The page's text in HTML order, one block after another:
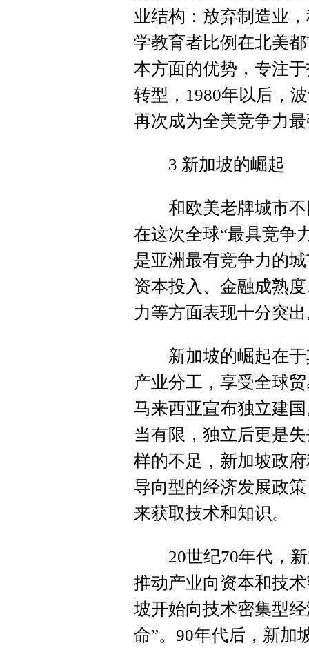
业结构：放弃制造业
学教育者比例在北美
本方面的优势，专注
转型，1980年以后，
再次成为全美竞争力
3 新加坡的崛起
和欧美老牌城市不
在这次全球“最具竞争
是亚洲最有竞争力的
资本投入、金融成熟
力等方面表现十分突
新加坡的崛起在于
产业分工，享受全球
马来西亚宣布独立建
当有限，独立后更是
样的不足，新加坡政
导向型的经济发展政
来获取技术和知识。
20世纪70年代，新
推动产业向资本和技
坡开始向技术密集型
命”。90年代后，新加